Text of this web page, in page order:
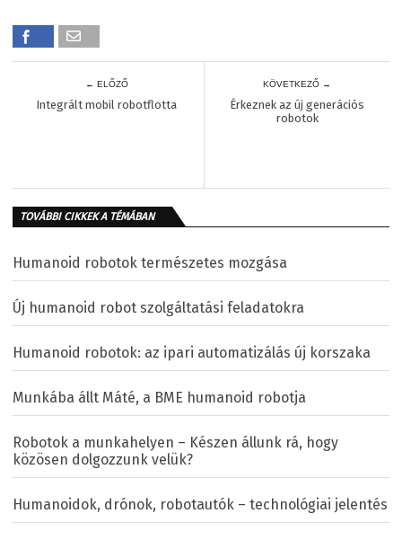
← ELŐZŐ
Integrált mobil robotflotta
KÖVETKEZŐ →
Érkeznek az új generációs
robotok
TOVÁBBI CIKKEK A TÉMÁBAN
Humanoid robotok természetes mozgása
Új humanoid robot szolgáltatási feladatokra
Humanoid robotok: az ipari automatizálás új korszaka
Munkába állt Máté, a BME humanoid robotja
Robotok a munkahelyen – Készen állunk rá, hogy
közösen dolgozzunk velük?
Humanoidok, drónok, robotautók – technológiai jelentés